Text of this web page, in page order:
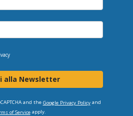
alla Newsletter
and the Google Privacy Policyand
of Serviceapply.